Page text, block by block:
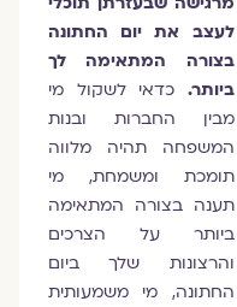
לעצב את יום החתונה
בצורה המתאימה לך
ביותר. כדאי לשקול מי
מבין החברות ובנות
המשפחה תהיה מלווה
תומכת ומשמחת, מי
תענה בצורה המתאימה
ביותר על הצרכים
והרצונות שלך ביום
החתונה, מי משמעותית